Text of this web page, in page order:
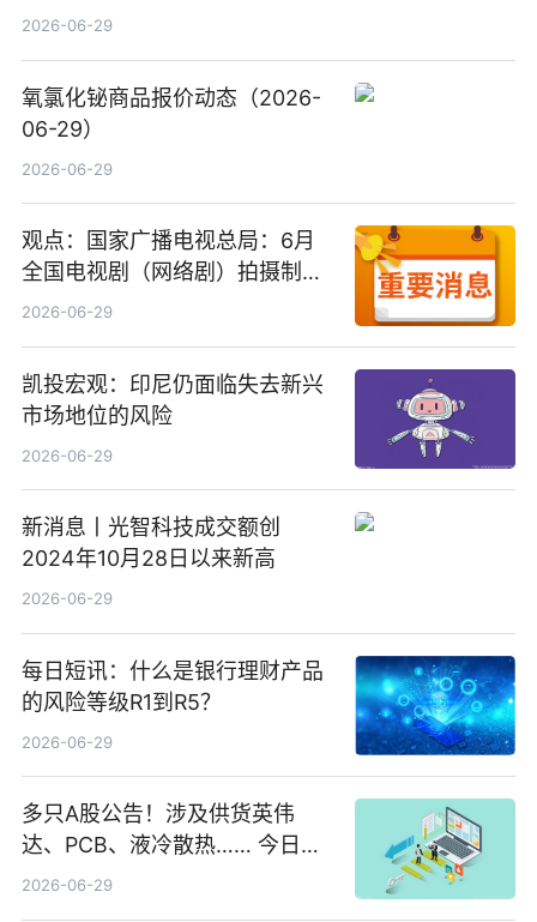
2026-06-29
氧氯化铋商品报价动态（2026-
06-29）
2026-06-29
观点：国家广播电视总局：6月
全国电视剧（网络剧）拍摄制作
备案公示剧目197部
2026-06-29
凯投宏观：印尼仍面临失去新兴
市场地位的风险
2026-06-29
新消息丨光智科技成交额创
2024年10月28日以来新高
2026-06-29
每日短讯：什么是银行理财产品
的风险等级R1到R5？
2026-06-29
多只A股公告！涉及供货英伟
达、PCB、液冷散热…… 今日快
讯
2026-06-29